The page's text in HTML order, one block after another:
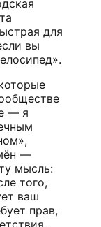
для
вы
— я
—
мысль:
того,
ваш
прав,